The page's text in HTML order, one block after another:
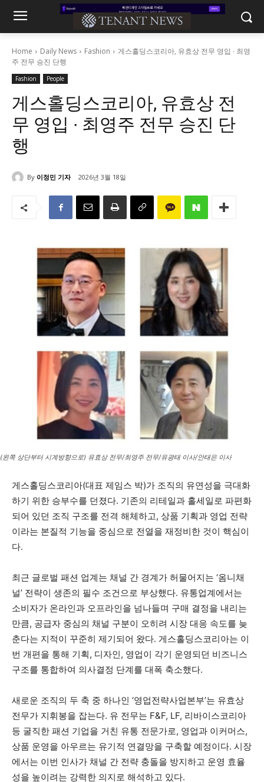
Home Daily News Fashion
게스홀딩스코리아, 유효상 전무 영입 ∙ 최영
주 전무 승진 단행
Fashion People
게스홀딩스코리아, 유효상 전
무 영입 ∙ 최영주 전무 승진 단
행
By 이정민 기자 2026년 3월 18일
(왼쪽 상단부터 시계방향으로) 유효상 전무/최영주 전무/유광태 이사/안태은 이사
게스홀딩스코리아(대표 제임스 박)가 조직의 유연성을 극대화
하기 위한 승부수를 던졌다. 기존의 리테일과 홀세일로 파편화
되어 있던 조직 구조를 전격 해체하고, 상품 기획과 영업 전략
이라는 본질적 기능을 중심으로 전열을 재정비한 것이 핵심이
다.
최근 글로벌 패션 업계는 채널 간 경계가 허물어지는 ‘옴니채
널’ 전략이 생존의 필수 조건으로 부상했다. 유통업계에서는
소비자가 온라인과 오프라인을 넘나들며 구매 결정을 내리는
만큼, 공급자 중심의 채널 구분이 오히려 시장 대응 속도를 늦
춘다는 지적이 꾸준히 제기되어 왔다. 게스홀딩스코리아는 이
번 개편을 통해 기획, 디자인, 영업이 각기 운영되던 비즈니스
구조를 통합하여 의사결정 단계를 대폭 축소했다.
새로운 조직의 두 축 중 하나인 ‘영업전략사업본부’는 유효상
전무가 지휘봉을 잡는다. 유 전무는 F&F, LF, 리바이스코리아
등 굴직한 패션 기업을 거친 유통 전문가로, 영업과 이커머스,
상품 운영을 아우르는 유기적 연결망을 구축할 예정이다. 시장
에서는 이번 인사가 채널 간 전략 충돌을 방지하고 운영 효율
성을 높이려는 강력한 의지로 해석하고 있다.